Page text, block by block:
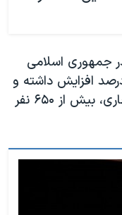
جمهوری اسلامی
کشته شدن مهسا امینی ۷۵ درصد افزایش داشته و
از ۲۵ شهریور ۱۴۰۱ تا شهریور سال جاری، بیش از ۶۵۰ نفر